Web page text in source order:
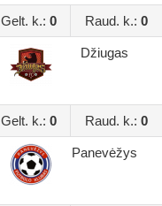
Gelt. k.: 0 Raud. k.: 0
Džiugas
Gelt. k.: 0 Raud. k.: 0
Panevėžys